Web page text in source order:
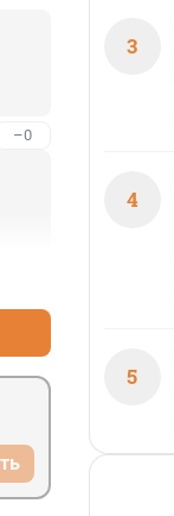
–0
3
4
5